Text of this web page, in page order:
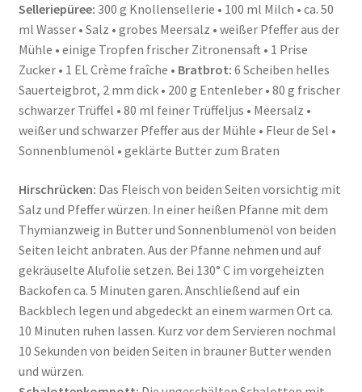
Selleriepüree: 300 g Knollensellerie • 100 ml Milch • ca. 50
ml Wasser • Salz • grobes Meersalz • weißer Pfeffer aus der
Mühle • einige Tropfen frischer Zitronensaft • 1 Prise
Zucker • 1 EL Crème fraîche • Bratbrot: 6 Scheiben helles
Sauerteigbrot, 2 mm dick • 200 g Entenleber • 80 g frischer
schwarzer Trüffel • 80 ml feiner Trüffeljus • Meersalz •
weißer und schwarzer Pfeffer aus der Mühle • Fleur de Sel •
Sonnenblumenöl • geklärte Butter zum Braten
Hirschrücken: Das Fleisch von beiden Seiten vorsichtig mit
Salz und Pfeffer würzen. In einer heißen Pfanne mit dem
Thymianzweig in Butter und Sonnenblumenöl von beiden
Seiten leicht anbraten. Aus der Pfanne nehmen und auf
gekräuselte Alufolie setzen. Bei 130° C im vorgeheizten
Backofen ca. 5 Minuten garen. Anschließend auf ein
Backblech legen und abgedeckt an einem warmen Ort ca.
10 Minuten ruhen lassen. Kurz vor dem Servieren nochmal
10 Sekunden von beiden Seiten in brauner Butter wenden
und würzen.